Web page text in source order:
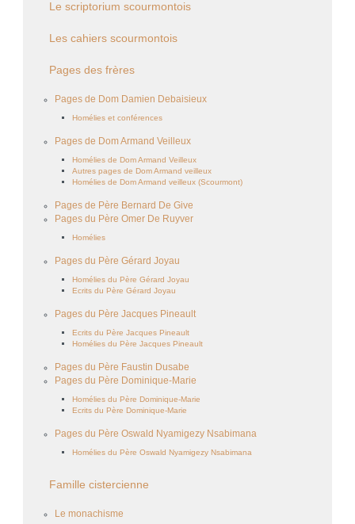
Le scriptorium scourmontois
Les cahiers scourmontois
Pages des frères
Pages de Dom Damien Debaisieux
Homélies et conférences
Pages de Dom Armand Veilleux
Homélies de Dom Armand Veilleux
Autres pages de Dom Armand veilleux
Homélies de Dom Armand veilleux (Scourmont)
Pages de Père Bernard De Give
Pages du Père Omer De Ruyver
Homélies
Pages du Père Gérard Joyau
Homélies du Père Gérard Joyau
Ecrits du Père Gérard Joyau
Pages du Père Jacques Pineault
Ecrits du Père Jacques Pineault
Homélies du Père Jacques Pineault
Pages du Père Faustin Dusabe
Pages du Père Dominique-Marie
Homélies du Père Dominique-Marie
Ecrits du Père Dominique-Marie
Pages du Père Oswald Nyamigezy Nsabimana
Homélies du Père Oswald Nyamigezy Nsabimana
Famille cistercienne
Le monachisme